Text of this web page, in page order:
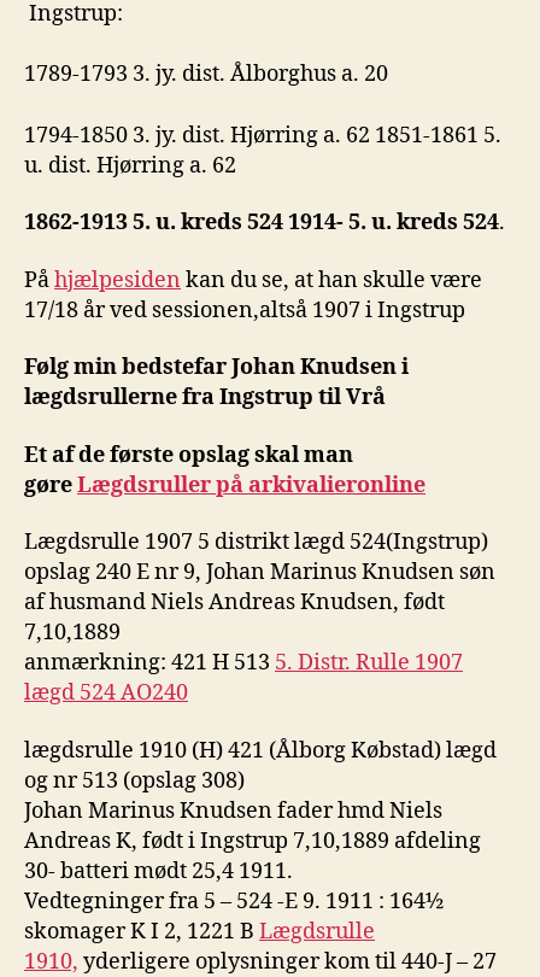
Ingstrup:
1789-1793 3. jy. dist. Ålborghus a. 20
1794-1850 3. jy. dist. Hjørring a. 62 1851-1861 5.
u. dist. Hjørring a. 62
1862-1913 5. u. kreds 524 1914- 5. u. kreds 524.
Påhjælpesiden kan du se, at han skulle være
17/18 år ved sessionen,altså 1907 i Ingstrup
Følg min bedstefarJohan Knudsen i
lægdsrullerne fra Ingstrup til Vrå
Et af de første opslag skal man
gøreLægdsruller på arkivalieronline
Lægdsrulle 1907 5 distrikt lægd 524(Ingstrup)
opslag 240 E nr 9, Johan Marinus Knudsen søn
af husmand Niels Andreas Knudsen, født
7,10,1889
anmærkning: 421 H 513 5. Distr. Rulle 1907
lægd 524 AO240
lægdsrulle 1910 (H) 421 (Ålborg Købstad) lægd
og nr 513 (opslag 308)
Johan Marinus Knudsen fader hmd Niels
Andreas K, født i Ingstrup 7,10,1889 afdeling
30- batteri mødt 25,4 1911.
Vedtegninger fra 5 – 524 -E 9. 1911 : 164½
skomager K I 2, 1221 B Lægdsrulle
1910, yderligere oplysninger kom til 440-J – 27